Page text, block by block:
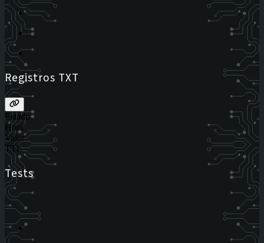
Registros TXT
Estado
Host
Valor
TTL
Tests